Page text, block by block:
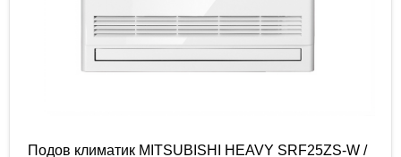
Подов климатик MITSUBISHI HEAVY SRF25ZS-W /